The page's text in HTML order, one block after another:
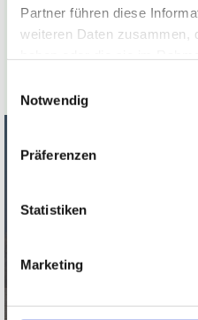
Partner führen diese
weiteren Daten zusammen,
Notwendig
Präferenzen
Statistiken
Marketing
Freitag 15:00
nachhaltigen
Unsere Galloways
und der